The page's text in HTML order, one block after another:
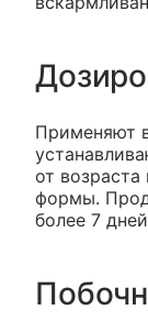
Применяют
от
формы.
более 7